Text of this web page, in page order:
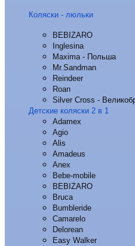
Коляски - люльки
BEBIZARO
Inglesina
Maxima - Польша
Mr.Sandman
Reindeer
Roan
Silver Cross -
Детские коляски 2 в 1
Adamex
Agio
Alis
Amadeus
Anex
Bebe-mobile
BEBIZARO
Bruca
Bumbleride
Camarelo
Delorean
Easy Walker